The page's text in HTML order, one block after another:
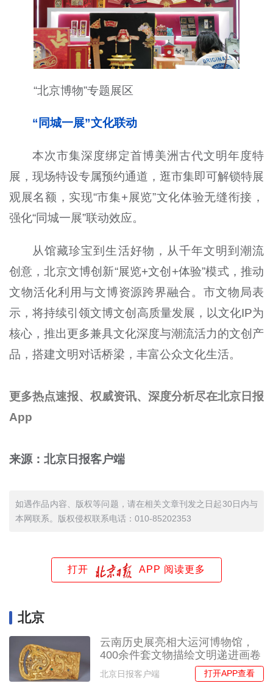
“北京博物”专题展区
“同城一展”文化联动
本次市集深度绑定首博美洲古代文明年度特
展，现场特设专属预约通道，逛市集即可解锁特展
观展名额，实现“市集+展览”文化体验无缝衔接，
强化“同城一展”联动效应。
从馆藏珍宝到生活好物，从千年文明到潮流
创意，北京文博创新“展览+文创 +体验”模式，推动
文物活化利用与文博资源跨界融合。市文物局表
示，将持续引领文博文创高质量发展，以文化IP为
核心，推出更多兼具文化深度与潮流活力的文创产
品，搭建文明对话桥梁，丰富公众文化生活。
更多热点速报、权威资讯、深度分析尽在北京日报
App
来源：北京日报客户端
如遇作品内容、版权等问题，请在相关文章刊发之日起30日内与
本网联系。版权侵权联系电话：010-85202353
打开 APP 阅读更多
北京
云南历史展亮相大运河博物馆，
400余件套文物描绘文明递进画卷
北京日报客户端 打开APP查看